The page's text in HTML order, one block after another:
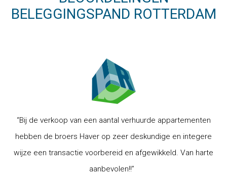
BELEGGINGSPAND ROTTERDAM
“Bij de verkoop van een aantal verhuurde appartementen
hebben de broers Haver op zeer deskundige en integere
wijze een transactie voorbereid en afgewikkeld. Van harte
aanbevolen!!”